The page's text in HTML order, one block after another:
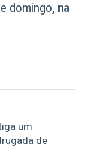
domingo, na
um
de